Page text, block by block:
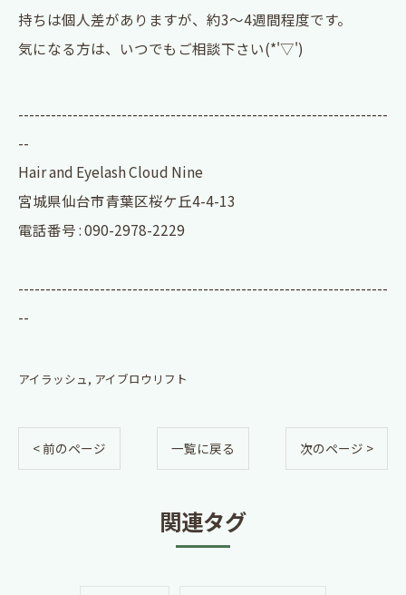
持ちは個人差がありますが、約3～4週間程度です。
気になる方は、いつでもご相談下さい(*'▽')
--------------------------------------------------------------------
--
Hair and Eyelash Cloud Nine
宮城県仙台市青葉区桜ケ丘4-4-13
電話番号 : 090-2978-2229
--------------------------------------------------------------------
--
アイラッシュ アイブロウリフト
< 前のページ 一覧に戻る 次のページ >
関連タグ